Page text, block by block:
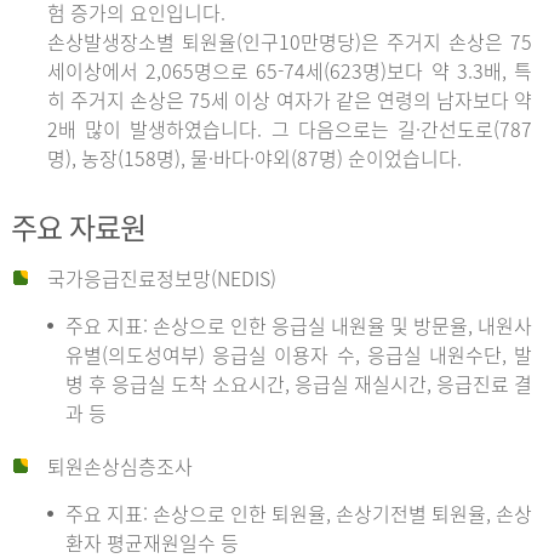
험 증가의 요인입니다.
손상발생장소별 퇴원율(인구10만명당)은 주거지 손상은 75
세이상에서 2,065명으로 65-74세(623명)보다 약 3.3배, 특
히 주거지 손상은 75세 이상 여자가 같은 연령의 남자보다 약
2배 많이 발생하였습니다. 그 다음으로는 길·간선도로(787
명), 농장(158명), 물·바다·야외(87명) 순이었습니다.
주요 자료원
국가응급진료정보망(NEDIS)
주요 지표: 손상으로 인한 응급실 내원율 및 방문율, 내원사
유별(의도성여부) 응급실 이용자 수, 응급실 내원수단, 발
병 후 응급실 도착 소요시간, 응급실 재실시간, 응급진료 결
과 등
퇴원손상심층조사
주요 지표: 손상으로 인한 퇴원율, 손상기전별 퇴원율, 손상
환자 평균재원일수 등